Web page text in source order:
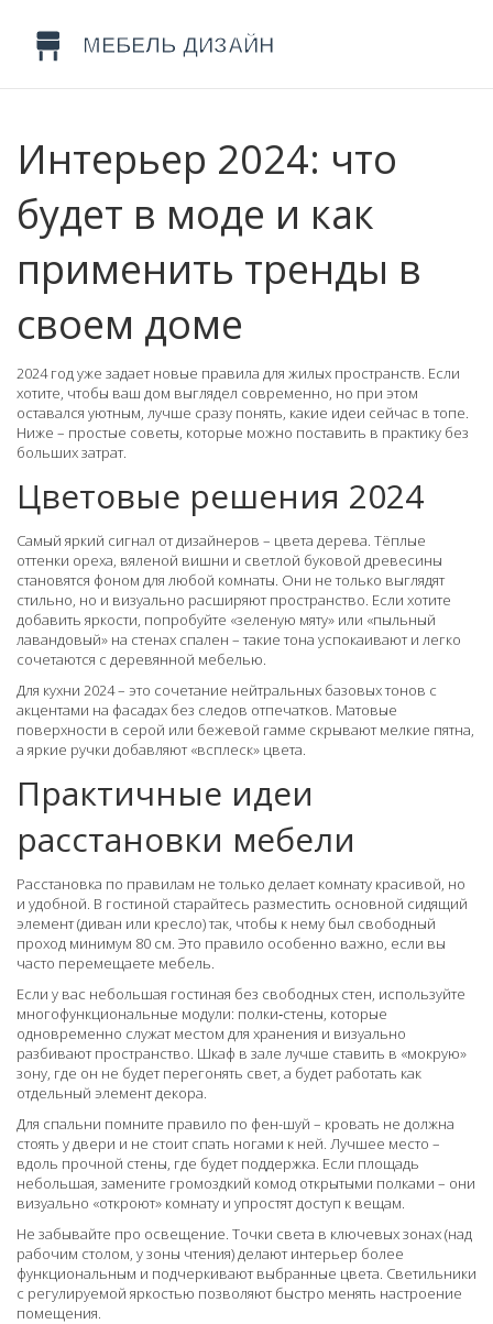
Интерьер 2024: что
будет в моде и как
применить тренды в
своем доме
2024 год уже задает новые правила для жилых пространств. Если
хотите, чтобы ваш дом выглядел современно, но при этом
оставался уютным, лучше сразу понять, какие идеи сейчас в топе.
Ниже – простые советы, которые можно поставить в практику без
больших затрат.
Цветовые решения 2024
Самый яркий сигнал от дизайнеров – цвета дерева. Тёплые
оттенки ореха, вяленой вишни и светлой буковой древесины
становятся фоном для любой комнаты. Они не только выглядят
стильно, но и визуально расширяют пространство. Если хотите
добавить яркости, попробуйте «зеленую мяту» или «пыльный
лавандовый» на стенах спален – такие тона успокаивают и легко
сочетаются с деревянной мебелью.
Для кухни 2024 – это сочетание нейтральных базовых тонов с
акцентами на фасадах без следов отпечатков. Матовые
поверхности в серой или бежевой гамме скрывают мелкие пятна,
а яркие ручки добавляют «всплеск» цвета.
Практичные идеи
расстановки мебели
Расстановка по правилам не только делает комнату красивой, но
и удобной. В гостиной старайтесь разместить основной сидящий
элемент (диван или кресло) так, чтобы к нему был свободный
проход минимум 80 см. Это правило особенно важно, если вы
часто перемещаете мебель.
Если у вас небольшая гостиная без свободных стен, используйте
многофункциональные модули: полки‑стены, которые
одновременно служат местом для хранения и визуально
разбивают пространство. Шкаф в зале лучше ставить в «мокрую»
зону, где он не будет перегонять свет, а будет работать как
отдельный элемент декора.
Для спальни помните правило по фен-шуй – кровать не должна
стоять у двери и не стоит спать ногами к ней. Лучшее место –
вдоль прочной стены, где будет поддержка. Если площадь
небольшая, замените громоздкий комод открытыми полками – они
визуально «откроют» комнату и упростят доступ к вещам.
Не забывайте про освещение. Точки света в ключевых зонах (над
рабочим столом, у зоны чтения) делают интерьер более
функциональным и подчеркивают выбранные цвета. Светильники
с регулируемой яркостью позволяют быстро менять настроение
помещения.